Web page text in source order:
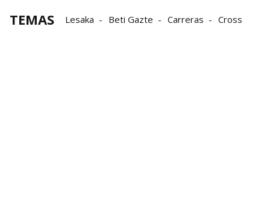
TEMAS Lesaka Beti Gazte Carreras Cross